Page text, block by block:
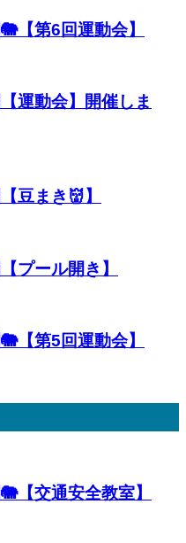
【第6回運動会】
運動会】開催しま
豆まき👹】
プール開き】
【第5回運動会】
【交通安全教室】